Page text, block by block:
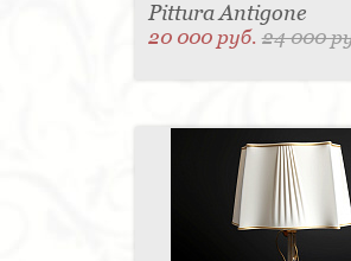
Pittura Antigone
20 000 руб.24 000